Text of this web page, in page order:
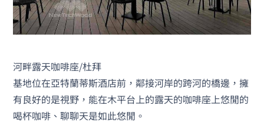
河畔露天咖啡座/杜拜
基地位在亞特蘭蒂斯酒店前，鄰接河岸的跨河的橋邊，擁
有良好的是視野，能在木平台上的露天的咖啡座上悠閒的
喝杯咖啡、聊聊天是如此悠閒。